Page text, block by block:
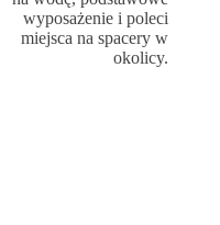
wyposażenie i poleci
miejsca na spacery w
okolicy.